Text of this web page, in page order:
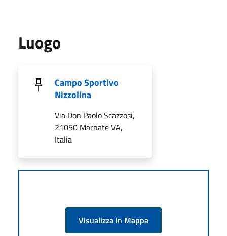
Luogo
Campo Sportivo
Nizzolina
Via Don Paolo Scazzosi,
21050 Marnate VA,
Italia
Visualizza in Mappa